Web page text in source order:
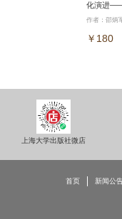
化演进
际“二王并
作者：邵炳
￥180
上海大学出版社微店
首页 新闻公